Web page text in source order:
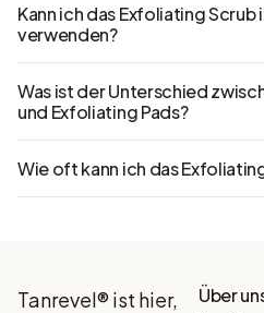
Kann ich das Exfoliating Scrub
verwenden?
Was ist der Unterschied
und Exfoliating Pads?
Wie oft kann ich das
Tanrevel® ist hier,
Über